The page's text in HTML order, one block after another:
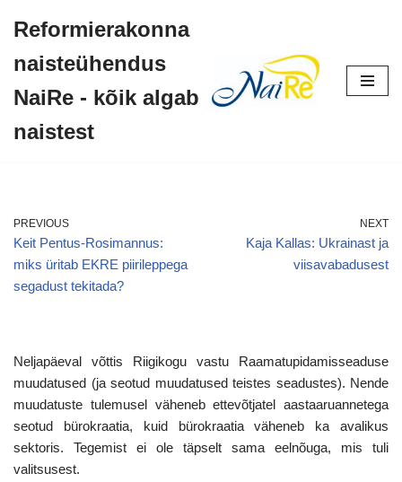
to
content
Reformierakonna
naisteühendus
NaiRe - kõik algab
naistest
PREVIOUS
Keit Pentus-Rosimannus:
miks üritab EKRE piirileppega
segadust tekitada?
NEXT
Kaja Kallas: Ukrainast ja
viisavabadusest
Neljapäeval võttis Riigikogu vastu Raamatupidamisseaduse
muudatused (ja seotud muudatused teistes seadustes). Nende
muudatuste tulemusel väheneb ettevõtjatel aastaaruannetega
seotud bürokraatia, kuid bürokraatia väheneb ka avalikus
sektoris. Tegemist ei ole täpselt sama eelnõuga, mis tuli
valitsusest.